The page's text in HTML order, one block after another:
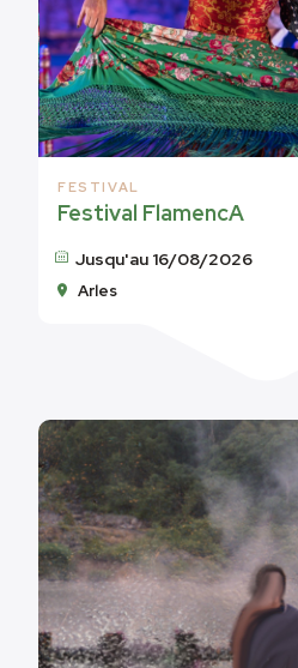
FESTIVAL
Festival FlamencA
Jusqu'au 16/08/2026
Arles